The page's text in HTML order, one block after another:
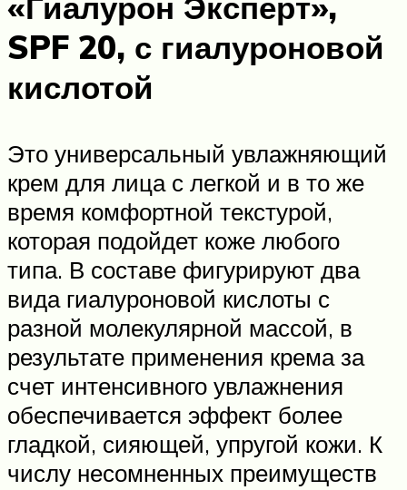
SPF 20, с гиалуроновой
кислотой
Это универсальный увлажняющий
крем для лица с легкой и в то же
время комфортной текстурой,
которая подойдет коже любого
типа. В составе фигурируют два
вида гиалуроновой кислоты с
разной молекулярной массой, в
результате применения крема за
счет интенсивного увлажнения
обеспечивается эффект более
гладкой, сияющей, упругой кожи. К
числу несомненных преимуществ